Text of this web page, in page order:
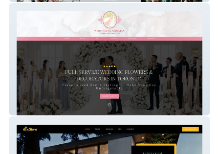
Weddings By Ardenian